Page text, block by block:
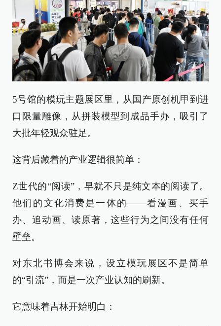
5号馆的模玩主题展区里，从国产原创机甲到进
口限量雕像，从拼装模型到成品手办，吸引了
大批年轻观众驻足。
这背后藏着的产业逻辑很简单：
Z世代的“阅读”，早就不只是纯文本的阅读了。
他们的文化消费是一体的——看漫画、买手
办、追动画、读原著，这些行为之间没有任何
壁垒。
对东北书博会来说，设立模玩展区不是简单
的“引流”，而是一次产业认知的刷新。
它意味着吉林开始明白：